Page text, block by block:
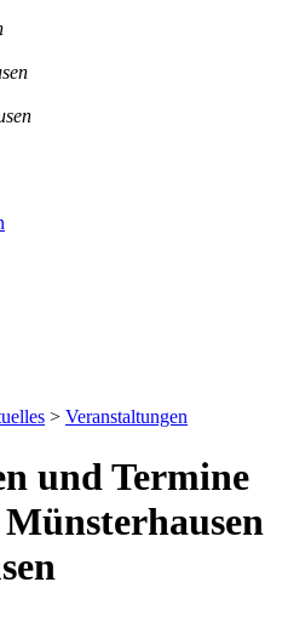
> Veranstaltungen
und Termine